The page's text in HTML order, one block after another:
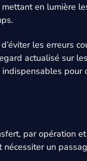
en lumière
les erreurs
actualisé sur
par opération
un